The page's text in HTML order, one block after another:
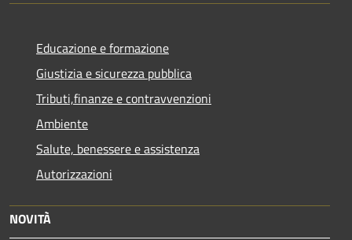
Educazione e formazione
Giustizia e sicurezza pubblica
Tributi,finanze e contravvenzioni
Ambiente
Salute, benessere e assistenza
Autorizzazioni
NOVITÀ